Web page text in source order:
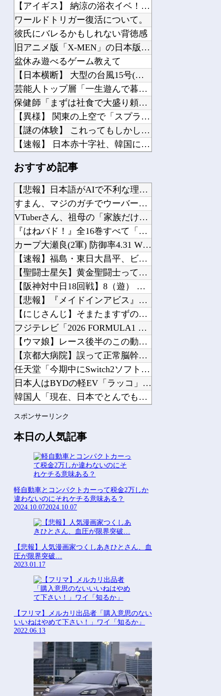
【アイギス】 納涼の浴衣イベ！？マータンとリッチ、エターナーが来る模様！！！
ワールドトリガー復活について。
彼氏にバレるかもしれない背徳感
旧アニメ版「X-MEN」の日本版OP、これOP詐欺じゃない？
盆休み遊べるゲーム教えて
【日本横断】 大型の台風15号(チャンホン)…お盆休みの天気に影響するおそれ
芸能人トップ層「一生遊んで暮らせる金持ってます」←不祥事起こしても引退せず仕事続...
保健師「まずは社食で大盛り頼むの辞めてみます？」 ワイ「…食っちゃいけないものを...
【異様】 関東の上空で「スプライト」という発光現象が観測される！多くの人が地上か...
【謎の体験】 これってもしかして幽体離脱だったのか？
【速報】 日本赤十字社、韓国に超希少血液Jr(a-)を提供「韓国内では適合する血...
【鹿児島】 突然右折し路面電車と衝突 乗っていた男女3人は車を放置しダッシュで逃...
"テレビ大好き"高齢者の「テレビ離れ」が始まった
【AM4】 さすがにDDR5へ乗り換えるタイミング逃し感が半端ない
【悲報】 『自認レイブンクロー』 ← こいつらのタチ悪い率は異常
スタバで大量にいるMacBookいじってるやつって何やってんの？
【トラウマ】 映画・特撮・アニメ・漫画・ゲームで「主人公がガチで敗北した回」と聞...
Powered by livedoor 相互RSS
おすすめ記事
【悲報】日本語がAIで不利な理由、明らかになってしまう他
すまん、マジのガチでウーバーが無理なんやが他
VTuberさん、祖母の「家族だけの一日葬」をした結果ｗｗｗ...
『はねバド！』全16巻すべて「50％ポイント還元」セール！6...
カープ大瀬良(2軍) 防御率4.31 WHIP1.39 QS...
【速報】福島・東日大昌平、ビデオ判定活かして甲子園初勝利→い...
【聖闘士星矢】黄金聖闘士って蟹座ばかりネタにされますが牡牛座...
【阪神対中日18回戦】8（遊） 熊谷 敬宥 8（捕） 加藤 ...
【悲報】『メイドインアビス』劇場版の主題歌にVTuberが起...
【にじさんじ】そまたますずの爆弾解除！そまたま大げんかで草他
フジテレビ「2026 FORMULA1 サマーブレイクSP」...
【ウマ娘】レース後半のこの動き、スティルの挙動がやばすぎる。...
【京都大病院】誤って正常脳幹を摘出された女性､重篤な植物状態...
任天堂「今期中にSwitch2ソフトを6000万本売る（現在...
日本人はBYDの軽EV「ラッコ」をどう見ているのか？…中国メ...
韓国人「現在、日本でとんでもない進化を遂げている韓国料理がこ...
Powered by livedoor 相互RSS
スポンサーリンク
本日の人気記事
軽自動車とコンパクトカーって税金2万しか
違わないのにそれケチる意味ある？
2024.10.072024.10.07
【悲報】人気漫画家つくしあきひとさん、血
圧が限界突破…
2023.01.17
【フリマ】メルカリ出品者「購入意思のない
いいねはやめて下さい！」ワイ「知るか」
2022.06.13